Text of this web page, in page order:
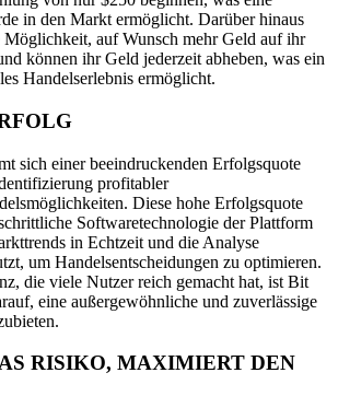
in den Markt ermöglicht. Darüber hinaus
Möglichkeit, auf Wunsch mehr Geld auf ihr
können ihr Geld jederzeit abheben, was ein
Handelserlebnis ermöglicht.
sich einer beeindruckenden Erfolgsquote
profitabler
Diese hohe Erfolgsquote
Softwaretechnologie der Plattform
in Echtzeit und die Analyse
um Handelsentscheidungen zu optimieren.
die viele Nutzer reich gemacht hat, ist Bit
eine außergewöhnliche und zuverlässige
RISIKO, MAXIMIERT DEN